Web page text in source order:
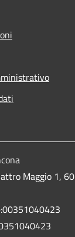
Maggio 1,